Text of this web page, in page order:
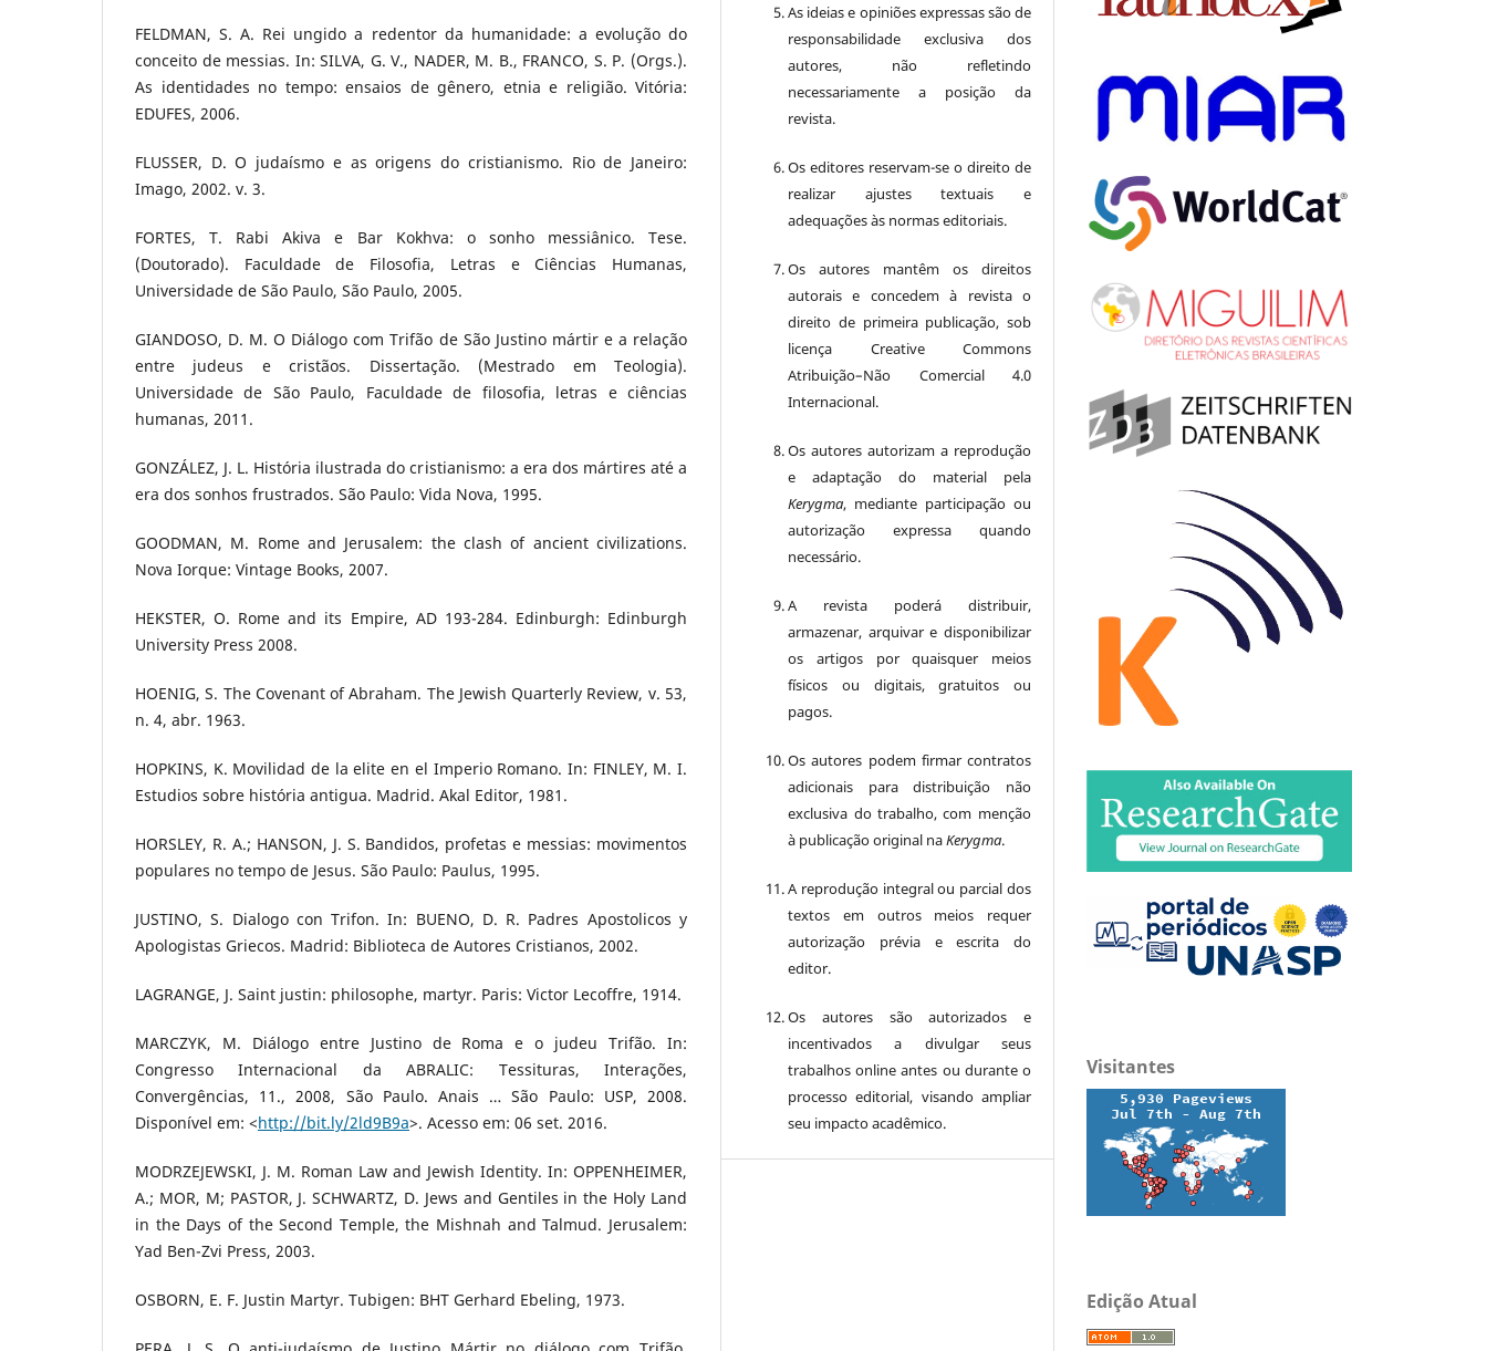
FELDMAN, S. A. Rei ungido a redentor da humanidade: a evolução do
conceito de messias. In: SILVA, G. V., NADER, M. B., FRANCO, S. P. (Orgs.).
As identidades no tempo: ensaios de gênero, etnia e religião. Vitória:
EDUFES, 2006.
FLUSSER, D. O judaísmo e as origens do cristianismo. Rio de Janeiro:
Imago, 2002. v. 3.
FORTES, T. Rabi Akiva e Bar Kokhva: o sonho messiânico. Tese.
(Doutorado). Faculdade de Filosofia, Letras e Ciências Humanas,
Universidade de São Paulo, São Paulo, 2005.
GIANDOSO, D. M. O Diálogo com Trifão de São Justino mártir e a relação
entre judeus e cristãos. Dissertação. (Mestrado em Teologia).
Universidade de São Paulo, Faculdade de filosofia, letras e ciências
humanas, 2011.
GONZÁLEZ, J. L. História ilustrada do cristianismo: a era dos mártires até a
era dos sonhos frustrados. São Paulo: Vida Nova, 1995.
GOODMAN, M. Rome and Jerusalem: the clash of ancient civilizations.
Nova Iorque: Vintage Books, 2007.
HEKSTER, O. Rome and its Empire, AD 193-284. Edinburgh: Edinburgh
University Press 2008.
HOENIG, S. The Covenant of Abraham. The Jewish Quarterly Review, v. 53,
n. 4, abr. 1963.
HOPKINS, K. Movilidad de la elite en el Imperio Romano. In: FINLEY, M. I.
Estudios sobre história antigua. Madrid. Akal Editor, 1981.
HORSLEY, R. A.; HANSON, J. S. Bandidos, profetas e messias: movimentos
populares no tempo de Jesus. São Paulo: Paulus, 1995.
JUSTINO, S. Dialogo con Trifon. In: BUENO, D. R. Padres Apostolicos y
Apologistas Griecos. Madrid: Biblioteca de Autores Cristianos, 2002.
LAGRANGE, J. Saint justin: philosophe, martyr. Paris: Victor Lecoffre, 1914.
MARCZYK, M. Diálogo entre Justino de Roma e o judeu Trifão. In:
Congresso Internacional da ABRALIC: Tessituras, Interações,
Convergências, 11., 2008, São Paulo. Anais … São Paulo: USP, 2008.
Disponível em: <http://bit.ly/2ld9B9a>. Acesso em: 06 set. 2016.
MODRZEJEWSKI, J. M. Roman Law and Jewish Identity. In: OPPENHEIMER,
A.; MOR, M; PASTOR, J. SCHWARTZ, D. Jews and Gentiles in the Holy Land
in the Days of the Second Temple, the Mishnah and Talmud. Jerusalem:
Yad Ben-Zvi Press, 2003.
OSBORN, E. F. Justin Martyr. Tubigen: BHT Gerhard Ebeling, 1973.
As ideias e opiniões expressas são de
responsabilidade exclusiva dos
autores, não refletindo
necessariamente a posição da
revista.
Os editores reservam-se o direito de
realizar ajustes textuais e
adequações às normas editoriais.
Os autores mantêm os direitos
autorais e concedem à revista o
direito de primeira publicação, sob
licença Creative Commons
Atribuição–Não Comercial 4.0
Internacional.
Os autores autorizam a reprodução
e adaptação do material pela
Kerygma, mediante participação ou
autorização expressa quando
necessário.
A revista poderá distribuir,
armazenar, arquivar e disponibilizar
os artigos por quaisquer meios
físicos ou digitais, gratuitos ou
pagos.
Os autores podem firmar contratos
adicionais para distribuição não
exclusiva do trabalho, com menção
à publicação original naKerygma.
A reprodução integral ou parcial dos
textos em outros meios requer
autorização prévia e escrita do
editor.
Os autores são autorizados e
incentivados a divulgar seus
trabalhos online antes ou durante o
processo editorial, visando ampliar
seu impacto acadêmico.
Visitantes
Edição Atual